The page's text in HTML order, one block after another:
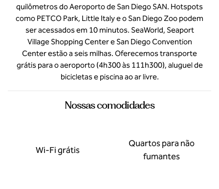
quilômetros do Aeroporto de San Diego SAN. Hotspots
como PETCO Park, Little Italy e o San Diego Zoo podem
ser acessados em 10 minutos. SeaWorld, Seaport
Village Shopping Center e San Diego Convention
Center estão a seis milhas. Oferecemos transporte
grátis para o aeroporto (4h300 às 111h300), aluguel de
bicicletas e piscina ao ar livre.
Nossas comodidades
Wi-Fi grátis
Quartos para não
fumantes